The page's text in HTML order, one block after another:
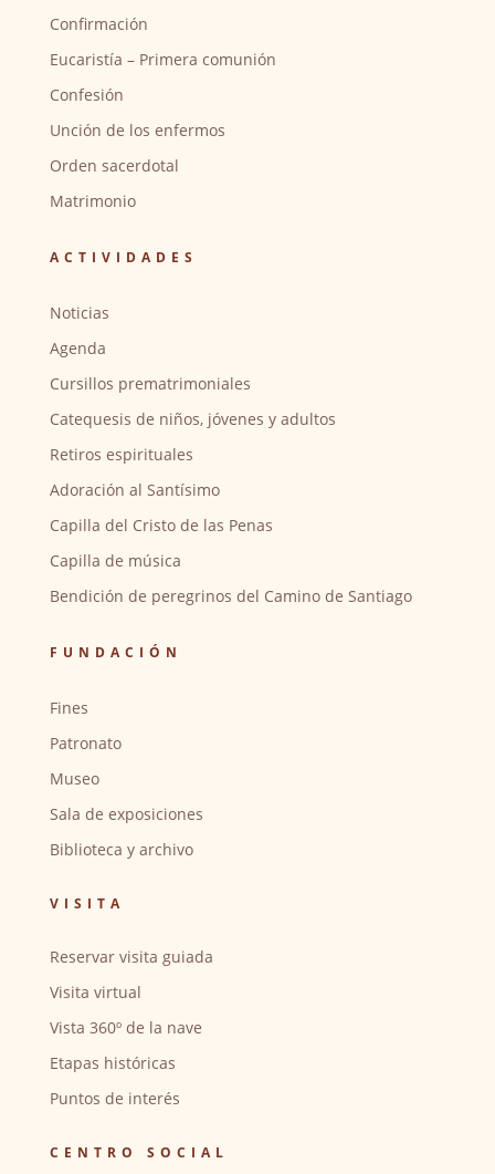
Confirmación
Eucaristía – Primera comunión
Confesión
Unción de los enfermos
Orden sacerdotal
Matrimonio
ACTIVIDADES
Noticias
Agenda
Cursillos prematrimoniales
Catequesis de niños, jóvenes y adultos
Retiros espirituales
Adoración al Santísimo
Capilla del Cristo de las Penas
Capilla de música
Bendición de peregrinos del Camino de Santiago
FUNDACIÓN
Fines
Patronato
Museo
Sala de exposiciones
Biblioteca y archivo
VISITA
Reservar visita guiada
Visita virtual
Vista 360º de la nave
Etapas históricas
Puntos de interés
CENTRO SOCIAL